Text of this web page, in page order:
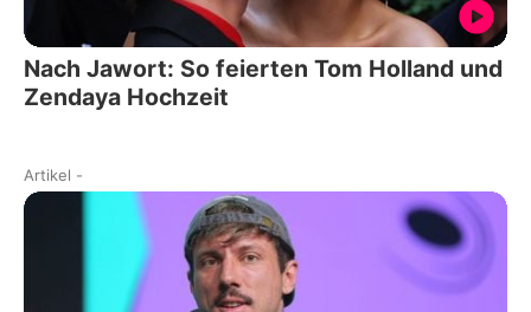
Nach Jawort: So feierten Tom Holland und
Zendaya Hochzeit
Artikel -